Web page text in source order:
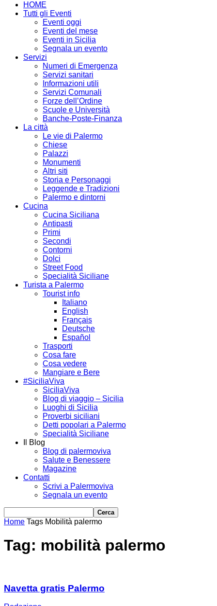
HOME
Tutti gli Eventi
Eventi oggi
Eventi del mese
Eventi in Sicilia
Segnala un evento
Servizi
Numeri di Emergenza
Servizi sanitari
Informazioni utili
Servizi Comunali
Forze dell’Ordine
Scuole e Università
Banche-Poste-Finanza
La città
Le vie di Palermo
Chiese
Palazzi
Monumenti
Altri siti
Storia e Personaggi
Leggende e Tradizioni
Palermo e dintorni
Cucina
Cucina Siciliana
Antipasti
Primi
Secondi
Contorni
Dolci
Street Food
Specialità Siciliane
Turista a Palermo
Tourist info
Italiano
English
Français
Deutsche
Español
Trasporti
Cosa fare
Cosa vedere
Mangiare e Bere
#SiciliaViva
SiciliaViva
Blog di viaggio – Sicilia
Luoghi di Sicilia
Proverbi siciliani
Detti popolari a Palermo
Specialità Siciliane
Il Blog
Blog di palermoviva
Salute e Benessere
Magazine
Contatti
Scrivi a Palermoviva
Segnala un evento
Home Tags Mobilità palermo
Tag: mobilità palermo
Navetta gratis Palermo